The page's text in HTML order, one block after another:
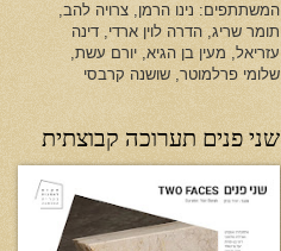
המשתתפים: נינו הרמן, צרויה להב,
תומר שריג, הדרה לוין ארדי, דינה
עזריאל, מעין בן הגיא, יורם עשת,
שלומי פרלמוטר, שושנה קרבסי
שני פנים תערוכה קבוצתית